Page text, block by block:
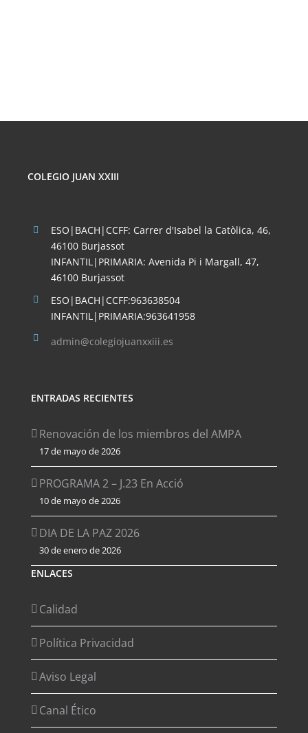
COLEGIO JUAN XXIII
ESO|BACH|CCFF: Carrer d'Isabel la Catòlica, 46,
46100 Burjassot
INFANTIL|PRIMARIA: Avenida Pi i Margall, 47,
46100 Burjassot
ESO|BACH|CCFF:963638504
INFANTIL|PRIMARIA:963641958
admin@colegiojuanxxiii.es
ENTRADAS RECIENTES
Renovación de los miembros del AMPA
17 de mayo de 2026
PROGRAMA 2 – J.23 En Acció
10 de mayo de 2026
DIA DE LA PAZ 2026
30 de enero de 2026
ENLACES
Calidad
Política Privacidad
Aviso Legal
Canal Ético